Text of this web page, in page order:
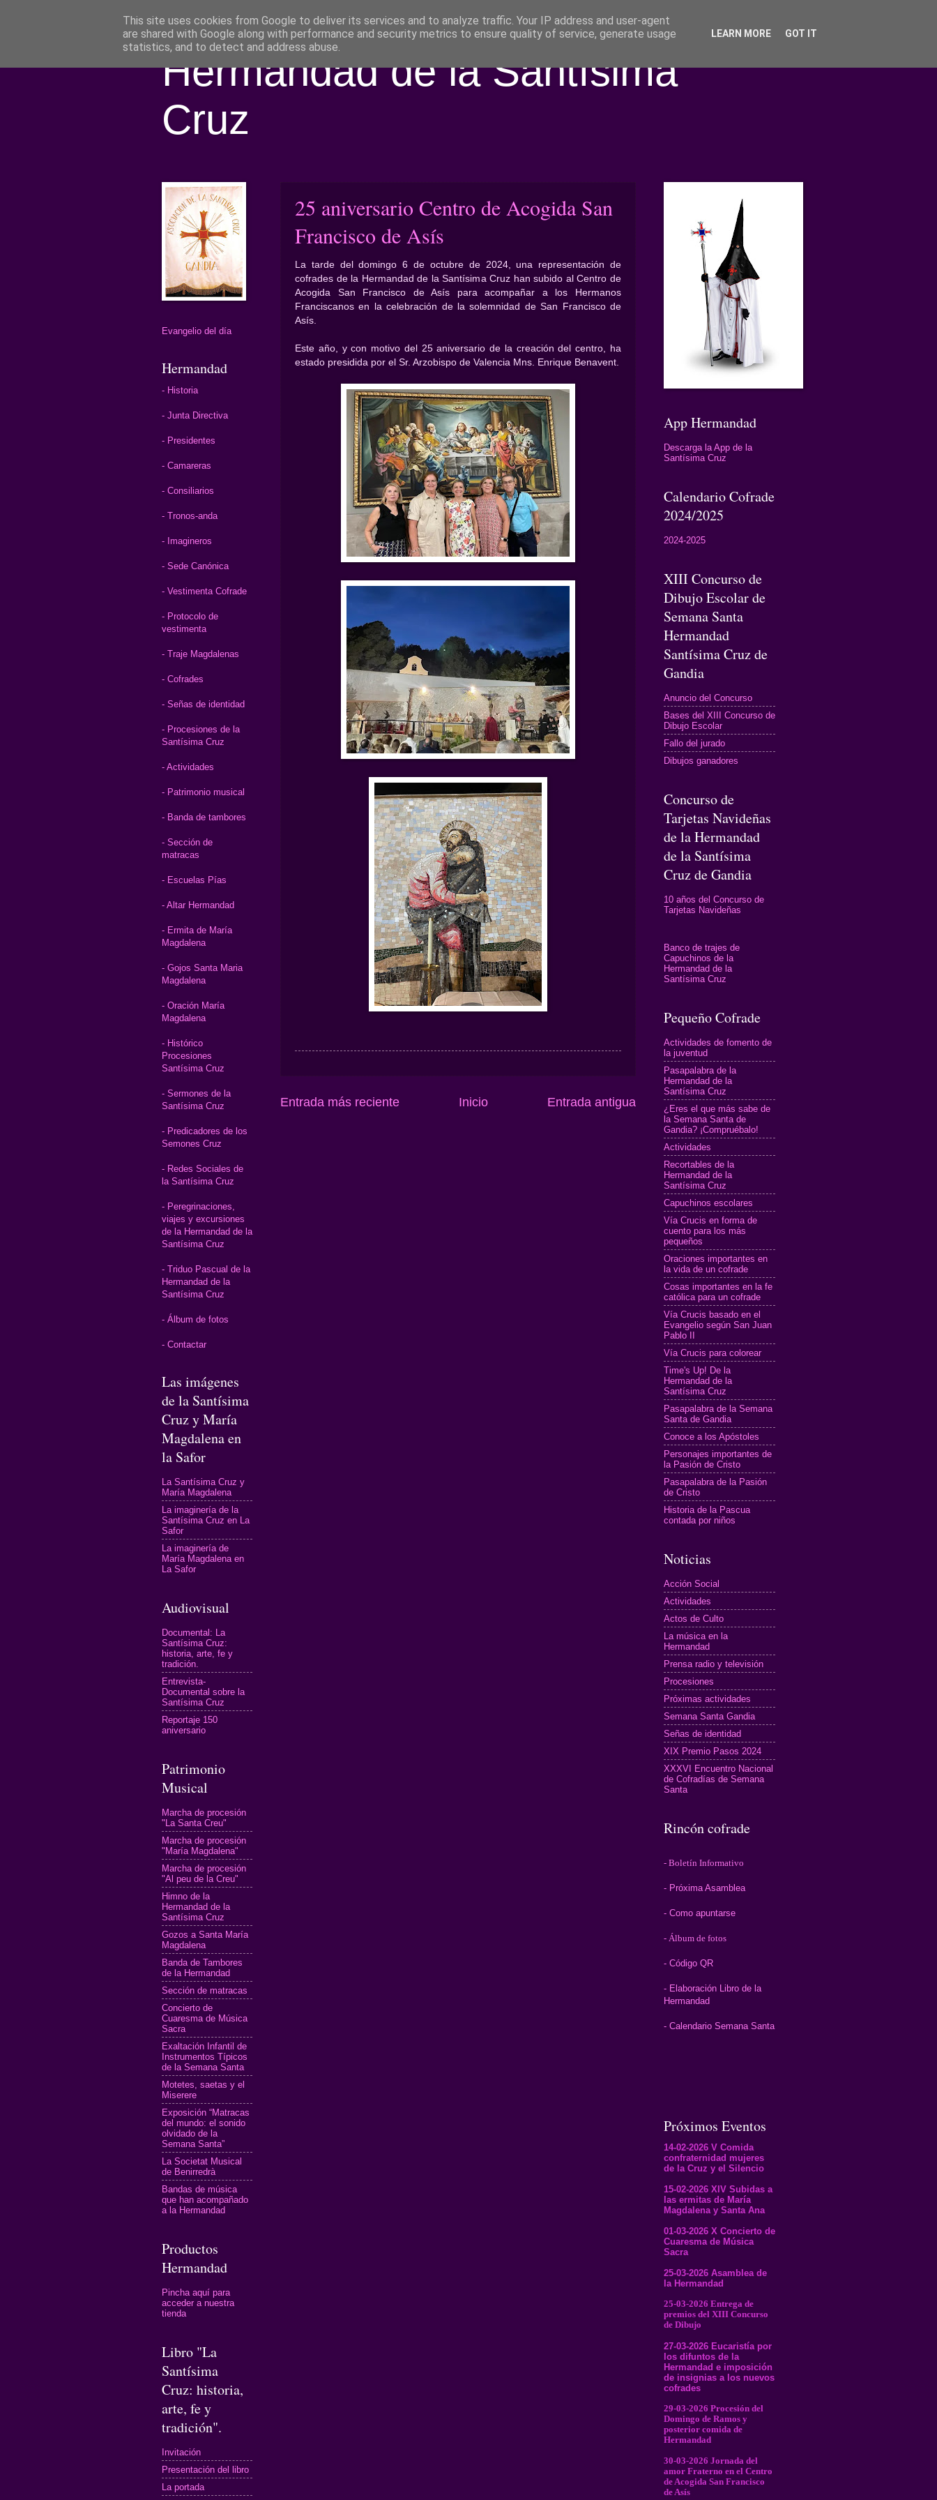
Hermandad de la Santísima
Cruz
25 aniversario Centro de Acogida San
Francisco de Asís
La tarde del domingo 6 de octubre de 2024, una representación de
cofrades de la Hermandad de la Santísima Cruz han subido al Centro de
Acogida San Francisco de Asís para acompañar a los Hermanos
Franciscanos en la celebración de la solemnidad de San Francisco de
Asís.
Este año, y con motivo del 25 aniversario de la creación del centro, ha
estado presidida por el Sr. Arzobispo de Valencia Mns. Enrique Benavent.
Entrada más reciente Entrada antigua
Inicio
Evangelio del día
Hermandad
- Historia
- Junta Directiva
- Presidentes
- Camareras
- Consiliarios
- Tronos-anda
- Imagineros
- Sede Canónica
- Vestimenta Cofrade
- Protocolo de
vestimenta
- Traje Magdalenas
- Cofrades
- Señas de identidad
- Procesiones de la
Santísima Cruz
- Actividades
- Patrimonio musical
- Banda de tambores
- Sección de
matracas
- Escuelas Pías
- Altar Hermandad
- Ermita de María
Magdalena
- Gojos Santa Maria
Magdalena
- Oración María
Magdalena
- Histórico
Procesiones
Santísima Cruz
- Sermones de la
Santísima Cruz
- Predicadores de los
Semones Cruz
- Redes Sociales de
la Santísima Cruz
- Peregrinaciones,
viajes y excursiones
de la Hermandad de la
Santísima Cruz
- Triduo Pascual de la
Hermandad de la
Santísima Cruz
- Álbum de fotos
- Contactar
Las imágenes
de la Santísima
Cruz y María
Magdalena en
la Safor
La Santísima Cruz y
María Magdalena
La imaginería de la
Santísima Cruz en La
Safor
La imaginería de
María Magdalena en
La Safor
Audiovisual
Documental: La
Santísima Cruz:
historia, arte, fe y
tradición.
Entrevista-
Documental sobre la
Santísima Cruz
Reportaje 150
aniversario
Patrimonio
Musical
Marcha de procesión
"La Santa Creu"
Marcha de procesión
"María Magdalena"
Marcha de procesión
"Al peu de la Creu"
Himno de la
Hermandad de la
Santísima Cruz
Gozos a Santa María
Magdalena
Banda de Tambores
de la Hermandad
Sección de matracas
Concierto de
Cuaresma de Música
Sacra
Exaltación Infantil de
Instrumentos Típicos
de la Semana Santa
Motetes, saetas y el
Miserere
Exposición “Matracas
del mundo: el sonido
olvidado de la
Semana Santa”
La Societat Musical
de Benirredrà
Bandas de música
que han acompañado
a la Hermandad
Productos
Hermandad
Pincha aquí para
acceder a nuestra
tienda
Libro "La
Santísima
Cruz: historia,
arte, fe y
tradición".
Invitación
Presentación del libro
La portada
App Hermandad
Descarga la App de la
Santísima Cruz
Calendario Cofrade
2024/2025
2024-2025
XIII Concurso de
Dibujo Escolar de
Semana Santa
Hermandad
Santísima Cruz de
Gandia
Anuncio del Concurso
Bases del XIII Concurso de
Dibujo Escolar
Fallo del jurado
Dibujos ganadores
Concurso de
Tarjetas Navideñas
de la Hermandad
de la Santísima
Cruz de Gandia
10 años del Concurso de
Tarjetas Navideñas
Banco de trajes de
Capuchinos de la
Hermandad de la
Santísima Cruz
Pequeño Cofrade
Actividades de fomento de
la juventud
Pasapalabra de la
Hermandad de la
Santísima Cruz
¿Eres el que más sabe de
la Semana Santa de
Gandia? ¡Compruébalo!
Actividades
Recortables de la
Hermandad de la
Santísima Cruz
Capuchinos escolares
Vía Crucis en forma de
cuento para los más
pequeños
Oraciones importantes en
la vida de un cofrade
Cosas importantes en la fe
católica para un cofrade
Vía Crucis basado en el
Evangelio según San Juan
Pablo II
Vía Crucis para colorear
Time's Up! De la
Hermandad de la
Santísima Cruz
Pasapalabra de la Semana
Santa de Gandia
Conoce a los Apóstoles
Personajes importantes de
la Pasión de Cristo
Pasapalabra de la Pasión
de Cristo
Historia de la Pascua
contada por niños
Noticias
Acción Social
Actividades
Actos de Culto
La música en la
Hermandad
Prensa radio y televisión
Procesiones
Próximas actividades
Semana Santa Gandia
Señas de identidad
XIX Premio Pasos 2024
XXXVI Encuentro Nacional
de Cofradías de Semana
Santa
Rincón cofrade
- Boletín Informativo
- Próxima Asamblea
- Como apuntarse
- Álbum de fotos
- Código QR
- Elaboración Libro de la
Hermandad
- Calendario Semana Santa
Próximos Eventos
14-02-2026 V Comida
confraternidad mujeres
de la Cruz y el Silencio
15-02-2026 XIV Subidas a
las ermitas de María
Magdalena y Santa Ana
01-03-2026 X Concierto de
Cuaresma de Música
Sacra
25-03-2026 Asamblea de
la Hermandad
25-03-2026 Entrega de
premios del XIII Concurso
de Dibujo
27-03-2026 Eucaristía por
los difuntos de la
Hermandad e imposición
de insignias a los nuevos
cofrades
29-03-2026 Procesión del
Domingo de Ramos y
posterior comida de
Hermandad
30-03-2026 Jornada del
amor Fraterno en el Centro
de Acogida San Francisco
de Asís
This site uses cookies from Google to deliver its services and to analyze traffic. Your IP address and user-agent
are shared with Google along with performance and security metrics to ensure quality of service, generate usage
statistics, and to detect and address abuse.
LEARN MORE GOT IT